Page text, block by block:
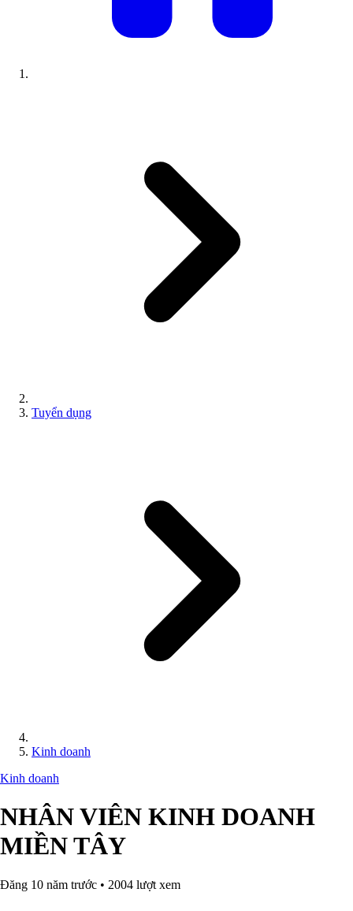
Tuyển dụng
Kinh doanh
Kinh doanh
NHÂN VIÊN KINH DOANH
MIỀN TÂY
Đăng 10 năm trước • 2004 lượt xem